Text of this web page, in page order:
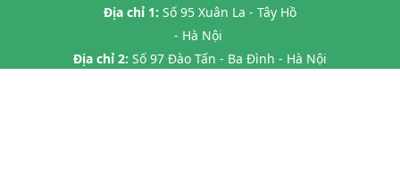
Địa chỉ 1: Số 95 Xuân La - Tây Hồ
- Hà Nội
Địa chỉ 2: Số 97 Đào Tấn - Ba Đình - Hà Nội